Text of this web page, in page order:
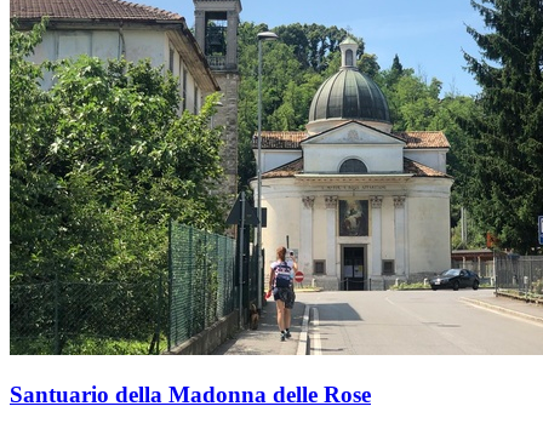
Santuario della Madonna delle Rose